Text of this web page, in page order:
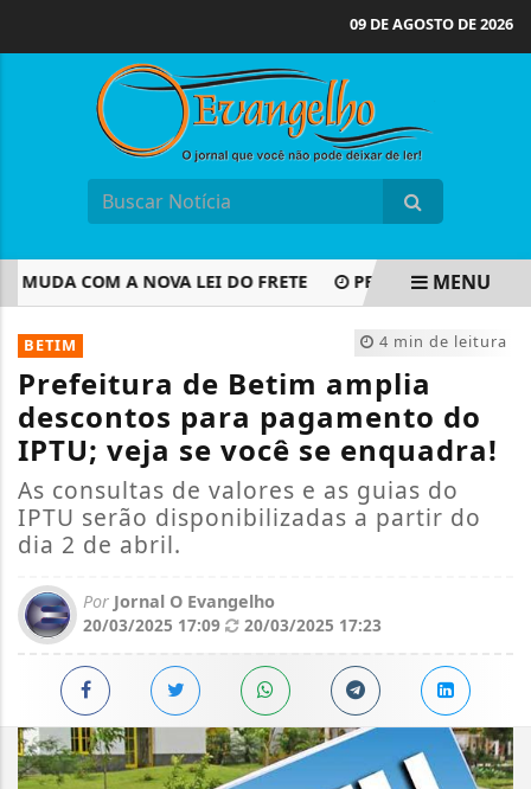
09 DE AGOSTO DE 2026
COM A NOVA LEI DO FRETE PETROBRAS
EM ALTA
MENU
4 min de leitura
BETIM
Prefeitura de Betim amplia
descontos para pagamento do
IPTU; veja se você se enquadra!
As consultas de valores e as guias do
IPTU serão disponibilizadas a partir do
dia 2 de abril.
Por Jornal O Evangelho
20/03/2025 17:09
20/03/2025 17:23